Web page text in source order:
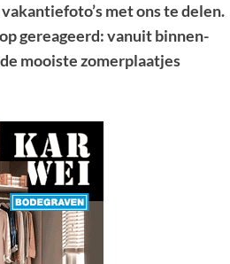
met ons te delen.
gereageerd: vanuit binnen-
mooiste zomerplaatjes